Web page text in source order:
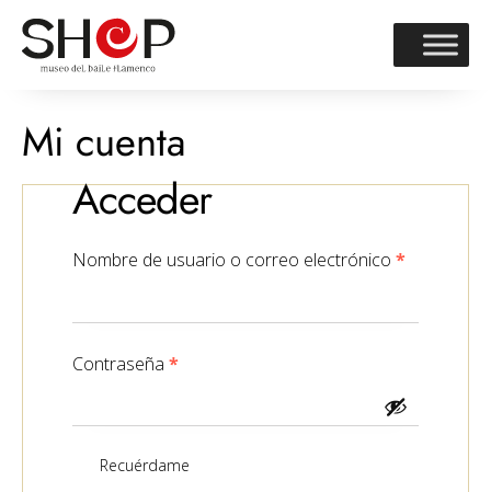
Mi cuenta
Acceder
Nombre de usuario o correo electrónico *
Contraseña *
Recuérdame